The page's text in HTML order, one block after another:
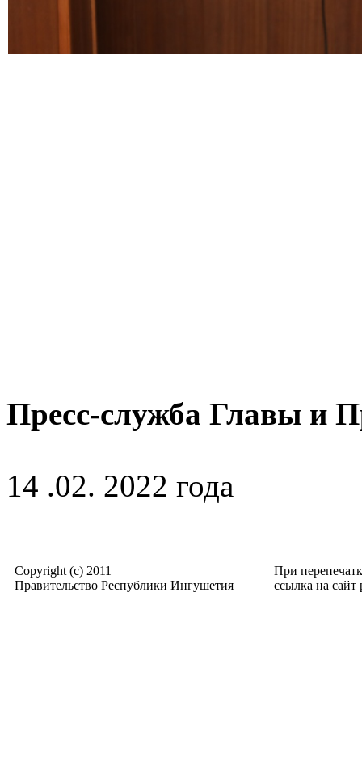
Пресс-служба Главы и
14 .02. 2022 года
Copyright (c) 2011
Правительство Республики Ингушетия
При
ссылка на сайт